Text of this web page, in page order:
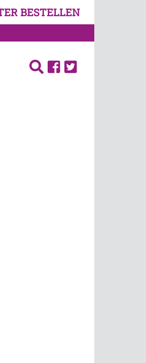
BESTELLEN